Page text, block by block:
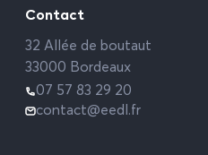
Contact
32 Allée de boutaut
33000 Bordeaux
07 57 83 29 20
contact@eedl.fr